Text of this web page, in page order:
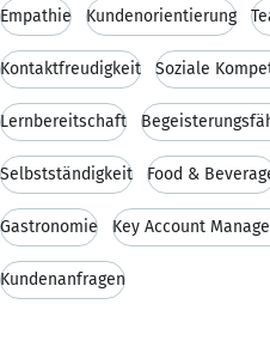
Empathie Kundenorientierung
Kontaktfreudigkeit Soziale
Lernbereitschaft
Selbstständigkeit Food &
Gastronomie Key Account
Kundenanfragen